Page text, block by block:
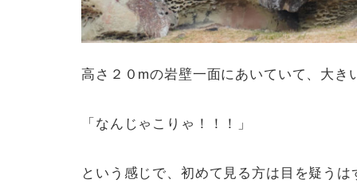
高さ２０mの岩壁一面にあいていて、大
「なんじゃこりゃ！！！」
という感じで、初めて見る方は目を疑うは